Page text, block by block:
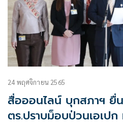
24 พฤศจิกายน 2565
สื่อออนไลน์ บุกสภาฯ ยื่
ตร.ปราบม็อบป่วนเอเป